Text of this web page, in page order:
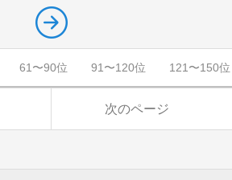
61〜90位 91〜120位 121〜150位
次のページ